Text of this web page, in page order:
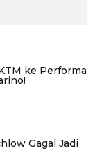
ke Performa
Gagal Jadi